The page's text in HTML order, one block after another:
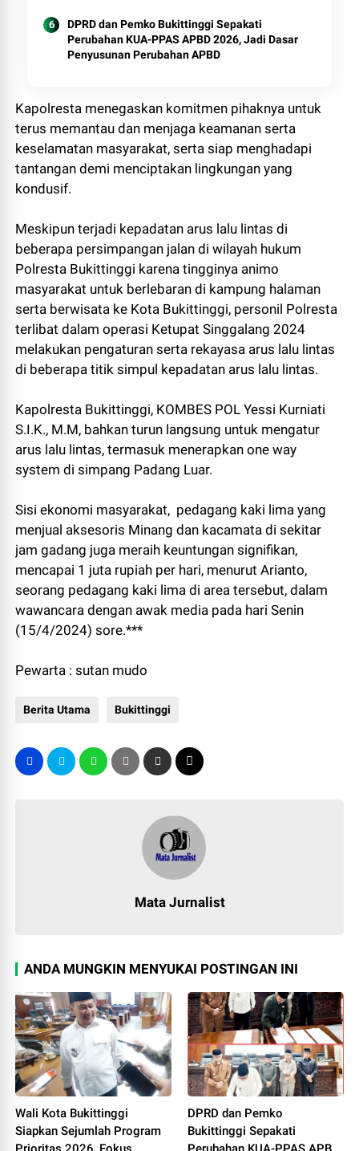
DPRD dan Pemko Bukittinggi Sepakati
Perubahan KUA-PPAS APBD 2026, Jadi Dasar
Penyusunan Perubahan APBD
Kapolresta menegaskan komitmen pihaknya untuk
terus memantau dan menjaga keamanan serta
keselamatan masyarakat, serta siap menghadapi
tantangan demi menciptakan lingkungan yang
kondusif.
Meskipun terjadi kepadatan arus lalu lintas di
beberapa persimpangan jalan di wilayah hukum
Polresta Bukittinggi karena tingginya animo
masyarakat untuk berlebaran di kampung halaman
serta berwisata ke Kota Bukittinggi, personil Polresta
terlibat dalam operasi Ketupat Singgalang 2024
melakukan pengaturan serta rekayasa arus lalu lintas
di beberapa titik simpul kepadatan arus lalu lintas.
Kapolresta Bukittinggi, KOMBES POL Yessi Kurniati
S.I.K., M.M, bahkan turun langsung untuk mengatur
arus lalu lintas, termasuk menerapkan one way
system di simpang Padang Luar.
Sisi ekonomi masyarakat, pedagang kaki lima yang
menjual aksesoris Minang dan kacamata di sekitar
jam gadang juga meraih keuntungan signifikan,
mencapai 1 juta rupiah per hari, menurut Arianto,
seorang pedagang kaki lima di area tersebut, dalam
wawancara dengan awak media pada hari Senin
(15/4/2024) sore.***
Pewarta : sutan mudo
Berita Utama Bukittinggi
Mata Jurnalist
ANDA MUNGKIN MENYUKAI POSTINGAN INI
Wali Kota Bukittinggi
Siapkan Sejumlah Program
DPRD dan Pemko
Bukittinggi Sepakati